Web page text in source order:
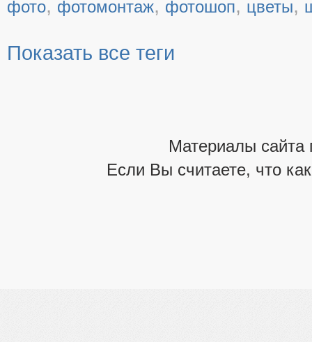
фото, фотомонтаж, фотошоп, цветы,
Показать все теги
Материалы сайта
Если Вы считаете, что